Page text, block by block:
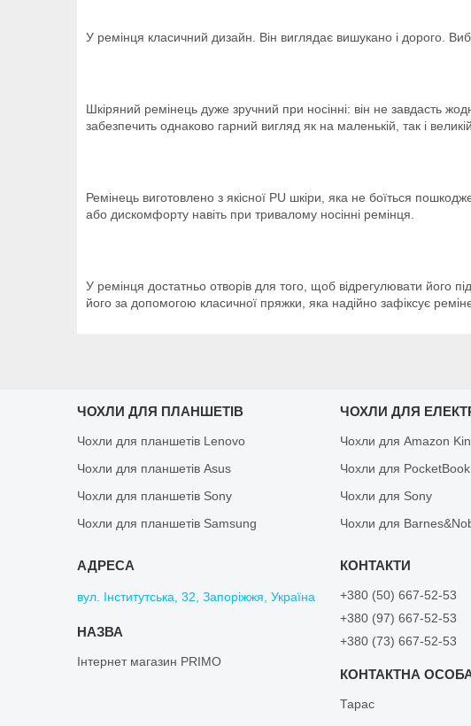
У ремінця класичний дизайн. Він виглядає вишукано і дорого.
Шкіряний ремінець дуже зручний при носінні: він не завдасть
забезпечить однаково гарний вигляд як на маленькій, так і великій
Ремінець виготовлено з якісної PU шкіри, яка не боїться
або дискомфорту навіть при тривалому носінні ремінця.
У ремінця достатньо отворів для того, щоб відрегулювати його
його за допомогою класичної пряжки, яка надійно зафіксує
ЧОХЛИ ДЛЯ ПЛАНШЕТІВ
Чохли для планшетів Lenovo
Чохли для планшетів Asus
Чохли для планшетів Sony
Чохли для планшетів Samsung
ЧОХЛИ ДЛЯ
Чохли для Amazon
Чохли для PocketBook
Чохли для Sony
Чохли для
вул. Інститутська, 32, Запоріжжя, Україна
Інтернет магазин PRIMO
+380 (50) 667-52-53
+380 (97) 667-52-53
+380 (73) 667-52-53
Тарас